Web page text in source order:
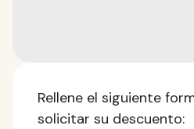
Rellene el siguiente
solicitar su descuento: